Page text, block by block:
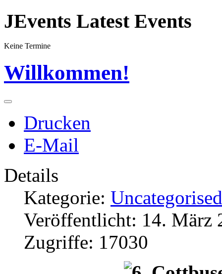
JEvents Latest Events
Keine Termine
Willkommen!
Drucken
E-Mail
Details
Kategorie: Uncategorised
Veröffentlicht: 14. März
Zugriffe: 17030